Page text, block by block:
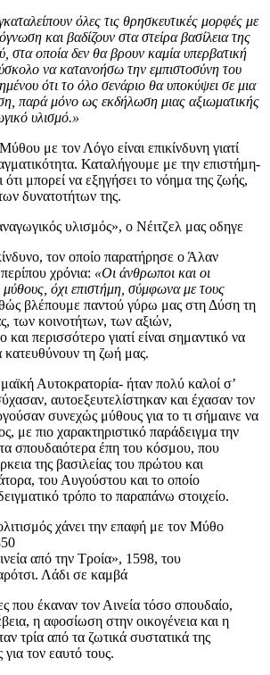
όλες τις θρησκευτικές μορφές με
και βαδίζουν στα στείρα βασίλεια της
στα οποία δεν θα βρουν καμία υπερβατική
να κατανοήσω την εμπιστοσύνη του
ότι το όλο σενάριο θα υποκύψει σε μια
παρά μόνο ως εκδήλωση μιας αξιωματικής
υλισμό.»
με τον Λόγο είναι επικίνδυνη γιατί
Καταλήγουμε με την επιστήμη-
μπορεί να εξηγήσει το νόημα της ζωής,
δυνατοτήτων της.
υλισμός», ο Νέιτζελ μας οδηγε
τον οποίο παρατήρησε ο Άλαν
χρόνια: «Οι άνθρωποι και οι
μύθους, όχι επιστήμη, σύμφωνα με τους
βλέπουμε παντού γύρω μας στη Δύση τη
των κοινοτήτων, των αξιών,
και περισσότερο γιατί είναι σημαντικό να
κατευθύνουν τη ζωή μας.
Αυτοκρατορία- ήταν πολύ καλοί σ’
αυτοεξευτελίστηκαν και έχασαν τον
συνεχώς μύθους για το τι σήμαινε να
με πιο χαρακτηριστικό παράδειγμα την
σπουδαιότερα έπη του κόσμου, που
της βασιλείας του πρώτου και
του Αυγούστου και το οποίο
τρόπο το παραπάνω στοιχείο.
από την Τροία», 1598, του
Λάδι σε καμβά
που έκαναν τον Αινεία τόσο σπουδαίο,
η αφοσίωση στην οικογένεια και η
τρία από τα ζωτικά συστατικά της
τον εαυτό τους.